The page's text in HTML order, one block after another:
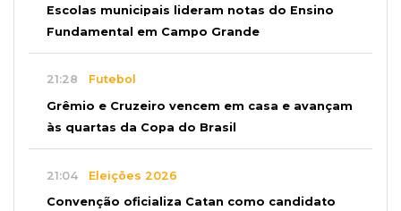
Escolas municipais lideram notas do Ensino
Fundamental em Campo Grande
21:28 Futebol
Grêmio e Cruzeiro vencem em casa e avançam
às quartas da Copa do Brasil
21:04 Eleições 2026
Convenção oficializa Catan como candidato